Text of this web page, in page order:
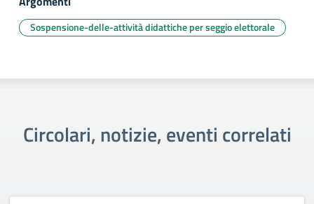
Sospensione-delle-attività didattiche per seggio elettorale
Circolari, notizie, eventi correlati